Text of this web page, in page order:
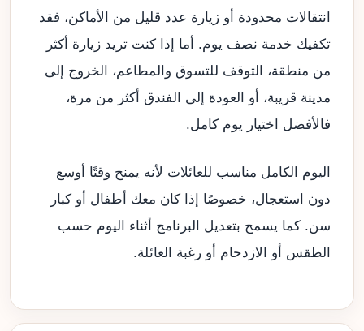
انتقالات محدودة أو زيارة عدد قليل من الأماكن، فقد
تكفيك خدمة نصف يوم. أما إذا كنت تريد زيارة أكثر
من منطقة، التوقف للتسوق والمطاعم، الخروج إلى
مدينة قريبة، أو العودة إلى الفندق أكثر من مرة،
فالأفضل اختيار يوم كامل.
اليوم الكامل مناسب للعائلات لأنه يمنح وقتًا أوسع
دون استعجال، خصوصًا إذا كان معك أطفال أو كبار
سن. كما يسمح بتعديل البرنامج أثناء اليوم حسب
الطقس أو الازدحام أو رغبة العائلة.